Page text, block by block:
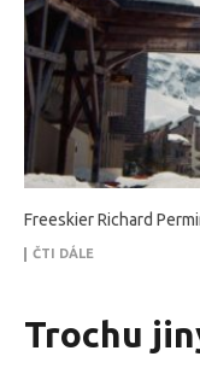
Freeskier Richard
ČTI DÁLE
Trochu